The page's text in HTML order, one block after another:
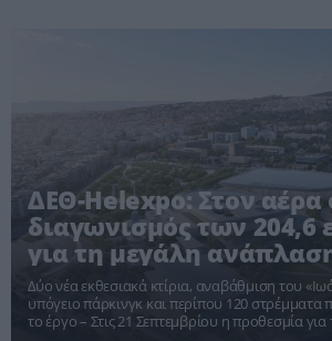
ΔΕΘ-Helexpo: Στον αέρα
διαγωνισμός των 204,6
για τη μεγάλη
Δύο νέα εκθεσιακά κτίρια, αναβάθμιση του
υπόγειο πάρκινγκ και περίπου 120 στρέμματα
το έργο – Στις 21 Σεπτεμβρίου η προθεσμία